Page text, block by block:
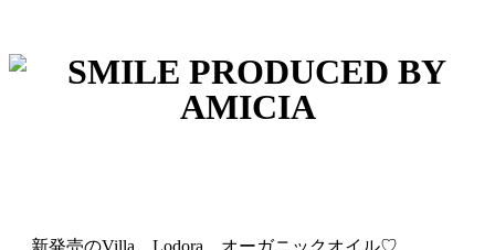
新発売のVilla Lodora オーガニックオイル♡